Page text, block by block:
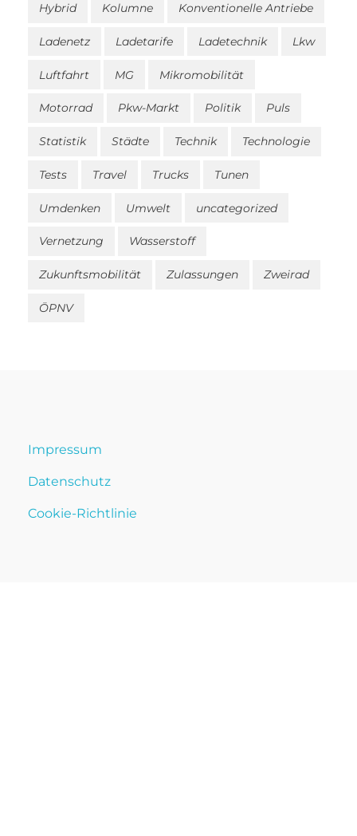
Hybrid Kolumne Konventionelle Antriebe
Ladenetz Ladetarife Ladetechnik Lkw
Luftfahrt MG Mikromobilität
Motorrad Pkw-Markt Politik Puls
Statistik Städte Technik Technologie
Tests Travel Trucks Tunen
Umdenken Umwelt uncategorized
Vernetzung Wasserstoff
Zukunftsmobilität Zulassungen Zweirad
ÖPNV
Impressum
Datenschutz
Cookie-Richtlinie